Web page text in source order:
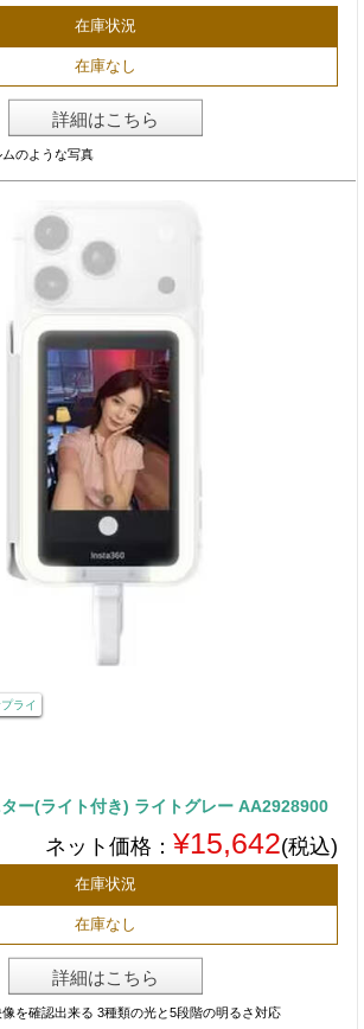
在庫状況
在庫なし
詳細はこちら
のような写真
ライ
ー(ライト付き) ライトグレー AA2928900
ネット価格： ¥15,642(税込)
在庫状況
在庫なし
詳細はこちら
を確認出来る 3種類の光と5段階の明るさ対応